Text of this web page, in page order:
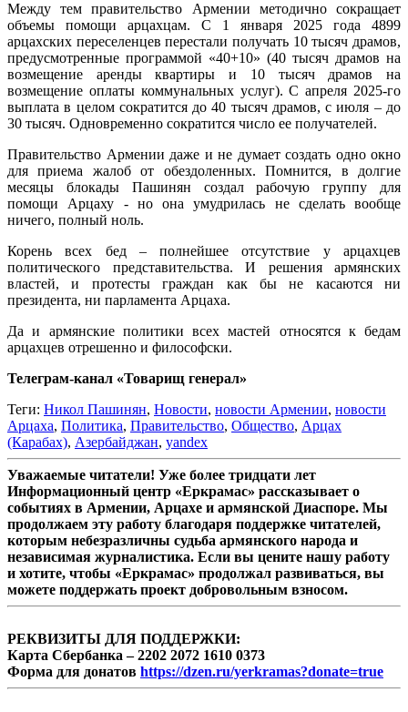
Между тем правительство Армении методично сокращает
объемы помощи арцахцам. С 1 января 2025 года 4899
арцахских переселенцев перестали получать 10 тысяч драмов,
предусмотренные программой «40+10» (40 тысяч драмов на
возмещение аренды квартиры и 10 тысяч драмов на
возмещение оплаты коммунальных услуг). С апреля 2025-го
выплата в целом сократится до 40 тысяч драмов, с июля – до
30 тысяч. Одновременно сократится число ее получателей.
Правительство Армении даже и не думает создать одно окно
для приема жалоб от обездоленных. Помнится, в долгие
месяцы блокады Пашинян создал рабочую группу для
помощи Арцаху - но она умудрилась не сделать вообще
ничего, полный ноль.
Корень всех бед – полнейшее отсутствие у арцахцев
политического представительства. И решения армянских
властей, и протесты граждан как бы не касаются ни
президента, ни парламента Арцаха.
Да и армянские политики всех мастей относятся к бедам
арцахцев отрешенно и философски.
Телеграм-канал «Товарищ генерал»
Теги: Никол Пашинян, Новости, новости Армении, новости
Арцаха, Политика, Правительство, Общество, Арцах
(Карабах), Азербайджан, yandex
Уважаемые читатели! Уже более тридцати лет
Информационный центр «Еркрамас» рассказывает о
событиях в Армении, Арцахе и армянской Диаспоре. Мы
продолжаем эту работу благодаря поддержке читателей,
которым небезразличны судьба армянского народа и
независимая журналистика. Если вы цените нашу работу
и хотите, чтобы «Еркрамас» продолжал развиваться, вы
можете поддержать проект добровольным взносом.
РЕКВИЗИТЫ ДЛЯ ПОДДЕРЖКИ:
Карта Сбербанка – 2202 2072 1610 0373
Форма для донатов https://dzen.ru/yerkramas?donate=true